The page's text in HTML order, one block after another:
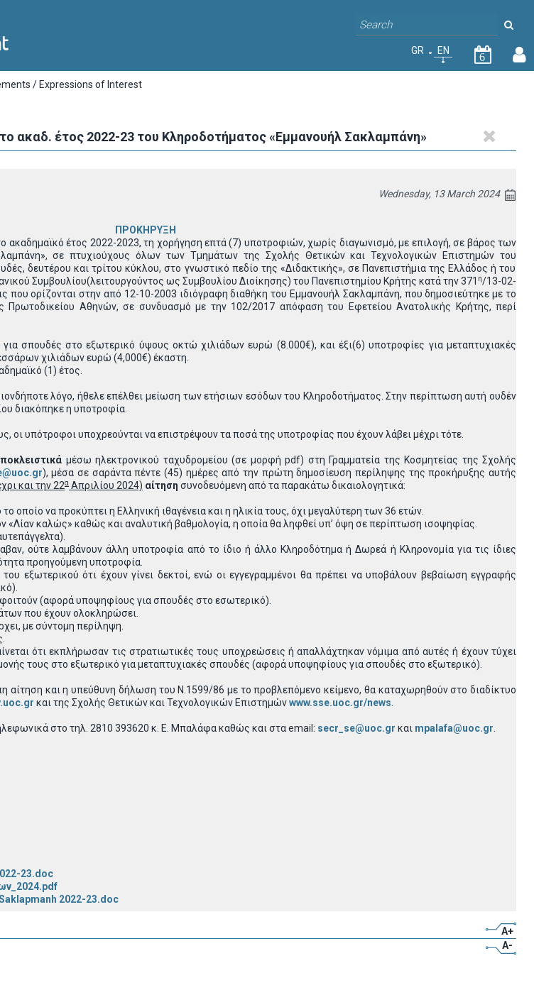
GR EN
6
/ Expressions of Interest
ακαδ. έτος 2022-23 του Κληροδοτήματος «Εμμανουήλ Σακλαμπάνη»
Wednesday, 13 March 2024
ΠΡΟΚΗΡΥΞΗ
έτος 2022-2023, τη χορήγηση επτά (7) υποτροφιών, χωρίς διαγωνισμό, με επιλογή, σε βάρος των
σε πτυχιούχους όλων των Τμημάτων της Σχολής Θετικών και Τεχνολογικών Επιστημών του
δευτέρου και τρίτου κύκλου, στο γνωστικό πεδίο της «Διδακτικής», σε Πανεπιστήμια της Ελλάδος ή του
Συμβουλίου(λειτουργούντος ως Συμβουλίου Διοίκησης) του Πανεπιστημίου Κρήτης κατά την 371 η/13-02-
που ορίζονται στην από 12-10-2003 ιδιόγραφη διαθήκη του Εμμανουήλ Σακλαμπάνη, που δημοσιεύτηκε με το
Πρωτοδικείου Αθηνών, σε συνδυασμό με την 102/2017 απόφαση του Εφετείου Ανατολικής Κρήτης, περί
σπουδές στο εξωτερικό ύψους οκτώ χιλιάδων ευρώ (8.000€), και έξι(6) υποτροφίες για μεταπτυχιακές
χιλιάδων ευρώ (4,000€) έκαστη.
(1) έτος.
λόγο, ήθελε επέλθει μείωση των ετήσιων εσόδων του Κληροδοτήματος. Στην περίπτωση αυτή ουδέν
διακόπηκε η υποτροφία.
οι υπότροφοι υποχρεούνται να επιστρέψουν τα ποσά της υποτροφίας που έχουν λάβει μέχρι τότε.
μέσω ηλεκτρονικού ταχυδρομείου (σε μορφή pdf) στη Γραμματεία της Κοσμητείας της Σχολής
), μέσα σε σαράντα πέντε (45) ημέρες από την πρώτη δημοσίευση περίληψης της προκήρυξης αυτής
και την 22α Απριλίου 2024) αίτηση συνοδευόμενη από τα παρακάτω δικαιολογητικά:
οποίο να προκύπτει η Ελληνική ιθαγένεια και η ηλικία τους, όχι μεγαλύτερη των 36 ετών.
«Λίαν καλώς» καθώς και αναλυτική βαθμολογία, η οποία θα ληφθεί υπ’ όψη σε περίπτωση ισοψηφίας.
ούτε λαμβάνουν άλλη υποτροφία από το ίδιο ή άλλο Κληροδότημα ή Δωρεά ή Κληρονομία για τις ίδιες
προηγούμενη υποτροφία.
εξωτερικού ότι έχουν γίνει δεκτοί, ενώ οι εγγεγραμμένοι θα πρέπει να υποβάλουν βεβαίωση εγγραφής
(αφορά υποψηφίους για σπουδές στο εσωτερικό).
που έχουν ολοκληρώσει.
με σύντομη περίληψη.
ότι εκπλήρωσαν τις στρατιωτικές τους υποχρεώσεις ή απαλλάχτηκαν νόμιμα από αυτές ή έχουν τύχει
τους στο εξωτερικό για μεταπτυχιακές σπουδές (αφορά υποψηφίους για σπουδές στο εξωτερικό).
αίτηση και η υπεύθυνη δήλωση του Ν.1599/86 με το προβλεπόμενο κείμενο, θα καταχωρηθούν στο διαδίκτυο
και της Σχολής Θετικών και Τεχνολογικών Επιστημώνwww.sse.uoc.gr/news
στο τηλ. 2810 393620 κ. Ε. Μπαλάφα καθώς και στα email: secr_se@uoc.gr και mpalafa@uoc.gr
23.doc
2022-23.doc
A+
A-